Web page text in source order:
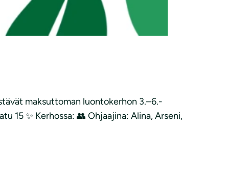
maksuttoman luontokerhon 3.–6.-
15 ✨ Kerhossa: 👥 Ohjaajina: Alina, Arseni,